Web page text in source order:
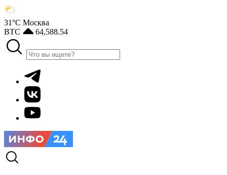
31°С Москва
BTC
64,588.54